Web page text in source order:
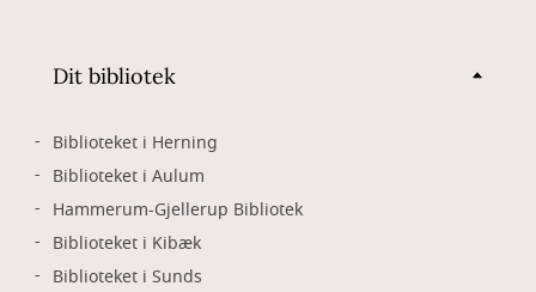
Dit bibliotek
Biblioteket i Herning
Biblioteket i Aulum
Hammerum-Gjellerup Bibliotek
Biblioteket i Kibæk
Biblioteket i Sunds